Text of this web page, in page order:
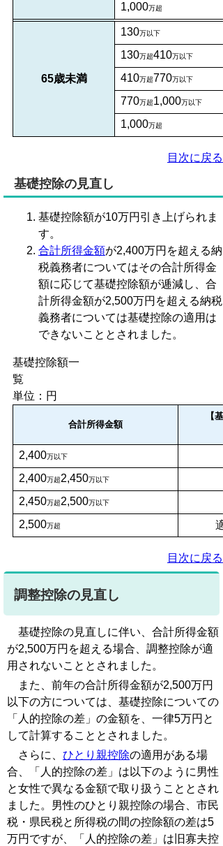
1,000万超
65歳未満
130万以下
130万超410万以下
410万超770万以下
770万超1,000万以下
1,000万超
目次に戻る
基礎控除の見直し
基礎控除額が10万円引き上げられま
す。
合計所得金額が2,400万円を超える納
税義務者についてはその合計所得金
額に応じて基礎控除額が逓減し、合
計所得金額が2,500万円を超える納税
義務者については基礎控除の適用は
できないこととされました。
基礎控除額一
単位：円
合計所得金額
【
2,400万以下
2,400万超2,450万以下
2,450万超2,500万以下
2,500万超
目次に戻る
調整控除の見直し
基礎控除の見直しに伴い、合計所得金額
が2,500万円を超える場合、調整控除が適
用されないこととされました。
また、前年の合計所得金額が2,500万円
以下の方については、基礎控除についての
「人的控除の差」の金額を、一律5万円と
して計算することとされました。
さらに、 ひとり親控除の適用がある場
合、「人的控除の差」は以下のように男性
と女性で異なる金額で取り扱うこととされ
ました。男性のひとり親控除の場合、市民
税・県民税と所得税の間の控除額の差は5
万円ですが、「人的控除の差」は旧寡夫控